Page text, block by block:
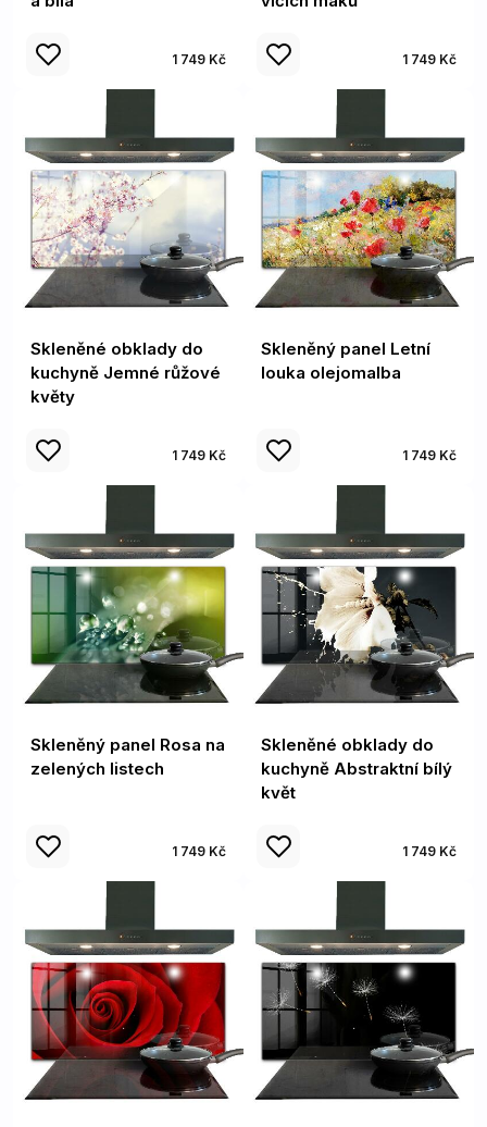
1 749 Kč 1 749 Kč
Skleněné obklady do
kuchyně Jemné růžové
květy
1 749 Kč
Skleněný panel Letní
louka olejomalba
1 749 Kč
Skleněný panel Rosa na
zelených listech
1 749 Kč
Skleněné obklady do
kuchyně Abstraktní bílý
květ
1 749 Kč